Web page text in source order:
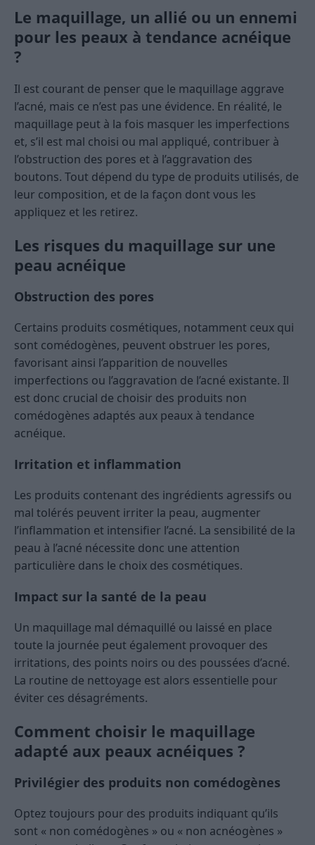
Le maquillage, un allié ou un ennemi
pour les peaux à tendance acnéique
?
Il est courant de penser que le maquillage aggrave
l’acné, mais ce n’est pas une évidence. En réalité, le
maquillage peut à la fois masquer les imperfections
et, s’il est mal choisi ou mal appliqué, contribuer à
l’obstruction des pores et à l’aggravation des
boutons. Tout dépend du type de produits utilisés, de
leur composition, et de la façon dont vous les
appliquez et les retirez.
Les risques du maquillage sur une
peau acnéique
Obstruction des pores
Certains produits cosmétiques, notamment ceux qui
sont comédogènes, peuvent obstruer les pores,
favorisant ainsi l’apparition de nouvelles
imperfections ou l’aggravation de l’acné existante. Il
est donc crucial de choisir des produits non
comédogènes adaptés aux peaux à tendance
acnéique.
Irritation et inflammation
Les produits contenant des ingrédients agressifs ou
mal tolérés peuvent irriter la peau, augmenter
l’inflammation et intensifier l’acné. La sensibilité de la
peau à l’acné nécessite donc une attention
particulière dans le choix des cosmétiques.
Impact sur la santé de la peau
Un maquillage mal démaquillé ou laissé en place
toute la journée peut également provoquer des
irritations, des points noirs ou des poussées d’acné.
La routine de nettoyage est alors essentielle pour
éviter ces désagréments.
Comment choisir le maquillage
adapté aux peaux acnéiques ?
Privilégier des produits non comédogènes
Optez toujours pour des produits indiquant qu’ils
sont « non comédogènes » ou « non acnéogènes »